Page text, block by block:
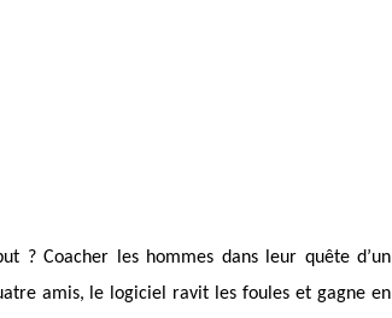
? Coacher les hommes dans leur quête d’un
amis, le logiciel ravit les foules et gagne en